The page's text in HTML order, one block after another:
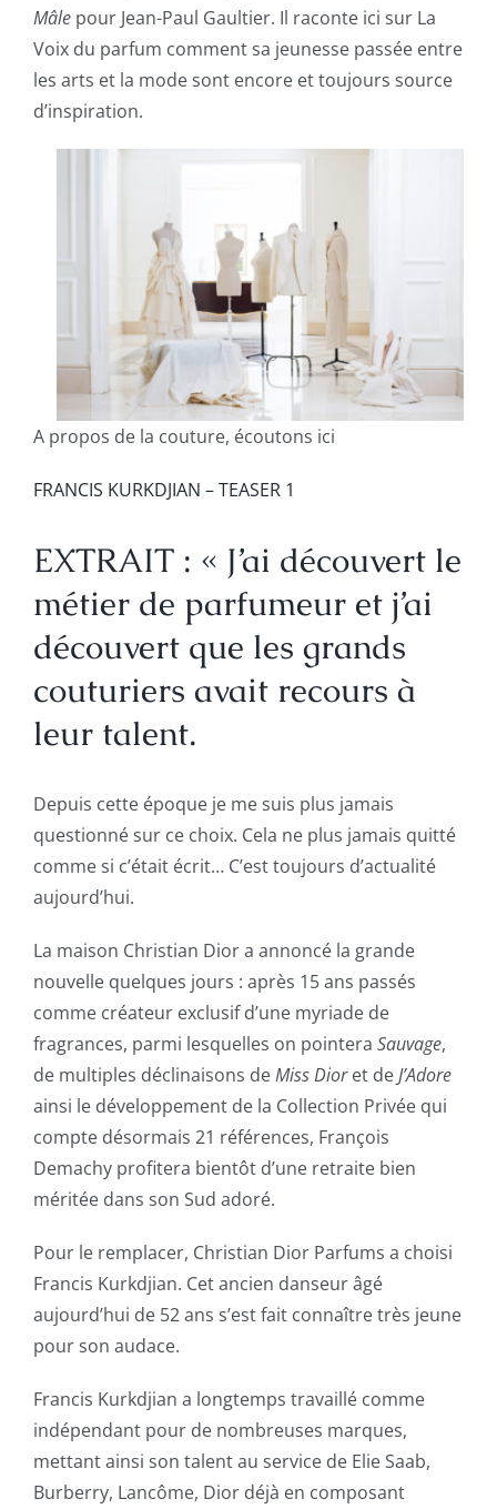
Mâlepour Jean-Paul Gaultier. Il raconte ici sur La
Voix du parfum comment sa jeunesse passée entre
les arts et la mode sont encore et toujours source
d’inspiration.
A propos de la couture, écoutons ici
FRANCIS KURKDJIAN – TEASER 1
EXTRAIT : « J’ai découvert le
métier de parfumeur et j’ai
découvert que les grands
couturiers avait recours à
leur talent.
Depuis cette époque je me suis plus jamais
questionné sur ce choix. Cela ne plus jamais quitté
comme si c’était écrit… C’est toujours d’actualité
aujourd’hui.
La maison Christian Dior a annoncé la grande
nouvelle quelques jours : après 15 ans passés
comme créateur exclusif d’une myriade de
fragrances, parmi lesquelles on pointera Sauvage,
de multiples déclinaisons deMiss Dioret deJ’Adore
ainsi le développement de la Collection Privée qui
compte désormais 21 références, François
Demachy profitera bientôt d’une retraite bien
méritée dans son Sud adoré.
Pour le remplacer, Christian Dior Parfums a choisi
Francis Kurkdjian. Cet ancien danseur âgé
aujourd’hui de 52 ans s’est fait connaître très jeune
pour son audace.
Francis Kurkdjian a longtemps travaillé comme
indépendant pour de nombreuses marques,
mettant ainsi son talent au service de Elie Saab,
Burberry, Lancôme, Dior déjà en composant